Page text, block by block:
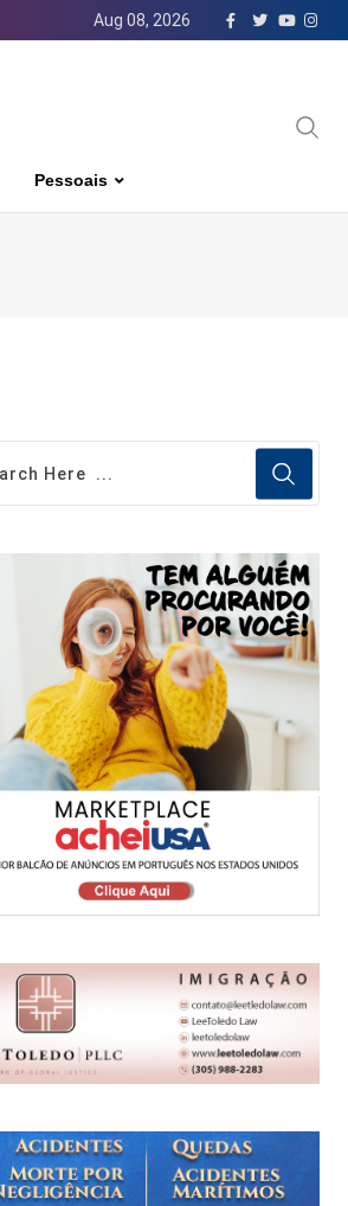
Aug 08, 2026
Pessoais